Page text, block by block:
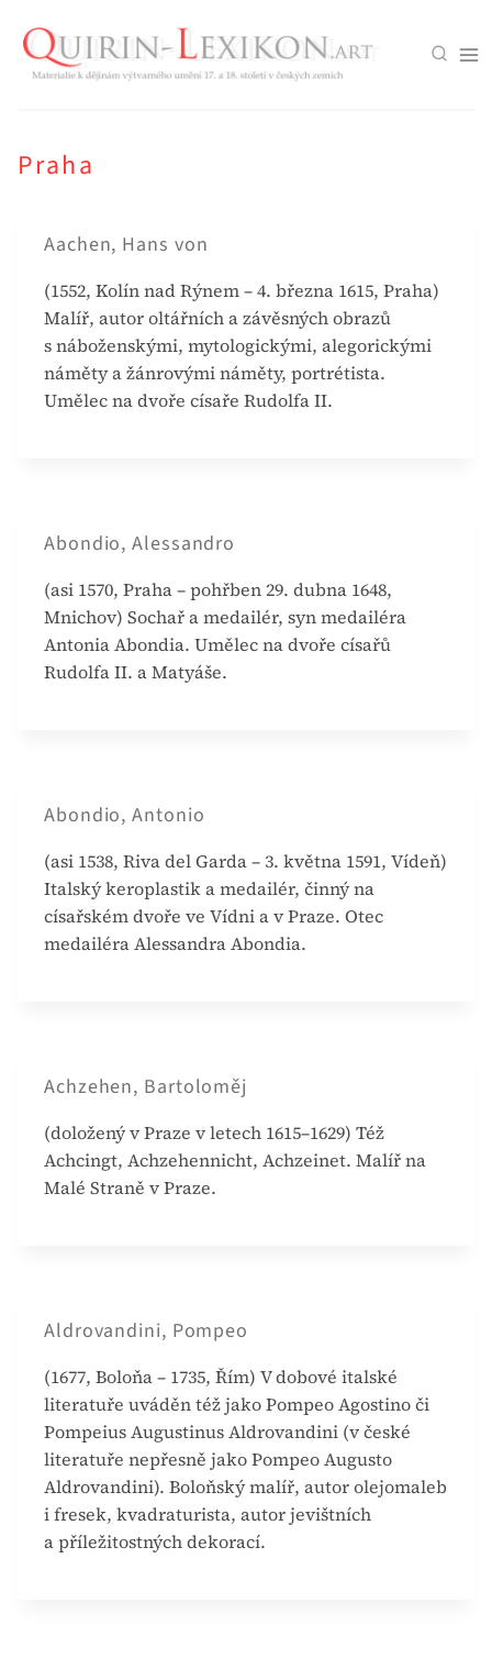
obsah
Praha
Aachen, Hans von
(1552, Kolín nad Rýnem – 4. března 1615, Praha)
Malíř, autor oltářních a závěsných obrazů
s náboženskými, mytologickými, alegorickými
náměty a žánrovými náměty, portrétista.
Umělec na dvoře císaře Rudolfa II.
Abondio, Alessandro
(asi 1570, Praha – pohřben 29. dubna 1648,
Mnichov) Sochař a medailér, syn medailéra
Antonia Abondia. Umělec na dvoře císařů
Rudolfa II. a Matyáše.
Abondio, Antonio
(asi 1538, Riva del Garda – 3. května 1591, Vídeň)
Italský keroplastik a medailér, činný na
císařském dvoře ve Vídni a v Praze. Otec
medailéra Alessandra Abondia.
Achzehen, Bartoloměj
(doložený v Praze v letech 1615–1629) Též
Achcingt, Achzehennicht, Achzeinet. Malíř na
Malé Straně v Praze.
Aldrovandini, Pompeo
(1677, Boloňa – 1735, Řím) V dobové italské
literatuře uváděn též jako Pompeo Agostino či
Pompeius Augustinus Aldrovandini (v české
literatuře nepřesně jako Pompeo Augusto
Aldrovandini). Boloňský malíř, autor olejomaleb
i fresek, kvadraturista, autor jevištních
a příležitostných dekorací.